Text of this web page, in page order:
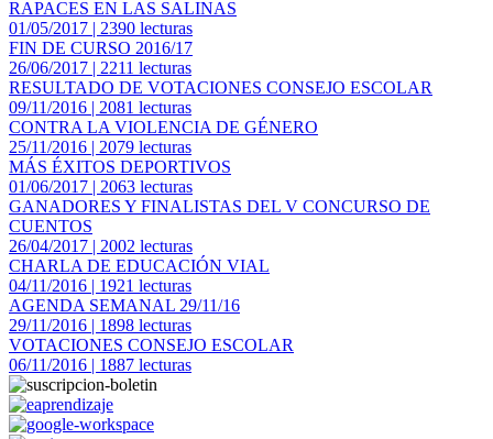
RAPACES EN LAS SALINAS
01/05/2017 | 2390 lecturas
FIN DE CURSO 2016/17
26/06/2017 | 2211 lecturas
RESULTADO DE VOTACIONES CONSEJO ESCOLAR
09/11/2016 | 2081 lecturas
CONTRA LA VIOLENCIA DE GÉNERO
25/11/2016 | 2079 lecturas
MÁS ÉXITOS DEPORTIVOS
01/06/2017 | 2063 lecturas
GANADORES Y FINALISTAS DEL V CONCURSO DE
CUENTOS
26/04/2017 | 2002 lecturas
CHARLA DE EDUCACIÓN VIAL
04/11/2016 | 1921 lecturas
AGENDA SEMANAL 29/11/16
29/11/2016 | 1898 lecturas
VOTACIONES CONSEJO ESCOLAR
06/11/2016 | 1887 lecturas